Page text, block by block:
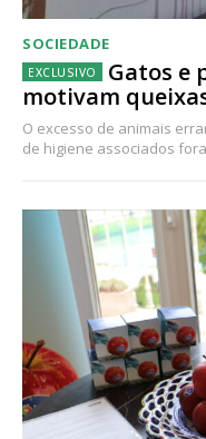
SOCIEDADE
Gatos e
motivam
O excesso de animais
de higiene associados